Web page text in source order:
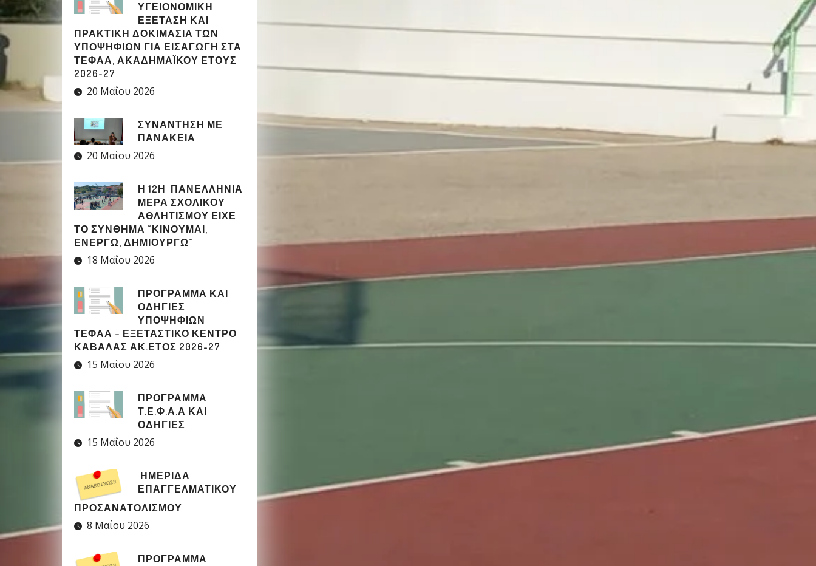
ΥΓΕΙΟΝΟΜΙΚΗ
ΕΞΕΤΑΣΗ ΚΑΙ
ΠΡΑΚΤΙΚΗ ΔΟΚΙΜΑΣΙΑ ΤΩΝ
ΥΠΟΨΗΦΙΩΝ ΓΙΑ ΕΙΣΑΓΩΓΗ ΣΤΑ
ΤΕΦΑΑ, ΑΚΑΔΗΜΑΪΚΟΥ ΕΤΟΥΣ
2026-27
20 Μαΐου 2026
ΣΥΝΑΝΤΗΣΗ ΜΕ
ΠΑΝΑΚΕΙΑ
20 Μαΐου 2026
Η 12Η ΠΑΝΕΛΛΉΝΙΑ
ΜΈΡΑ ΣΧΟΛΙΚΟΎ
ΑΘΛΗΤΙΣΜΟΎ ΕΊΧΕ
ΤΟ ΣΎΝΘΗΜΑ “ΚΙΝΟΎΜΑΙ,
ΕΝΕΡΓΏ, ΔΗΜΙΟΥΡΓΏ”
18 Μαΐου 2026
ΠΡΟΓΡΑΜΜΑ ΚΑΙ
ΟΔΗΓΙΕΣ
ΥΠΟΨΗΦΙΩΝ
ΤΕΦΑΑ – ΕΞΕΤΑΣΤΙΚΟ ΚΕΝΤΡΟ
ΚΑΒΑΛΑΣ ΑΚ.ΕΤΟΣ 2026-27
15 Μαΐου 2026
ΠΡΟΓΡΑΜΜΑ
Τ.Ε.Φ.Α.Α ΚΑΙ
ΟΔΗΓΙΕΣ
15 Μαΐου 2026
ΗΜΕΡΙΔΑ
ΕΠΑΓΓΕΛΜΑΤΙΚΟΥ
ΠΡΟΣΑΝΑΤΟΛΙΣΜΟΥ
8 Μαΐου 2026
ΠΡΟΓΡΑΜΜΑ